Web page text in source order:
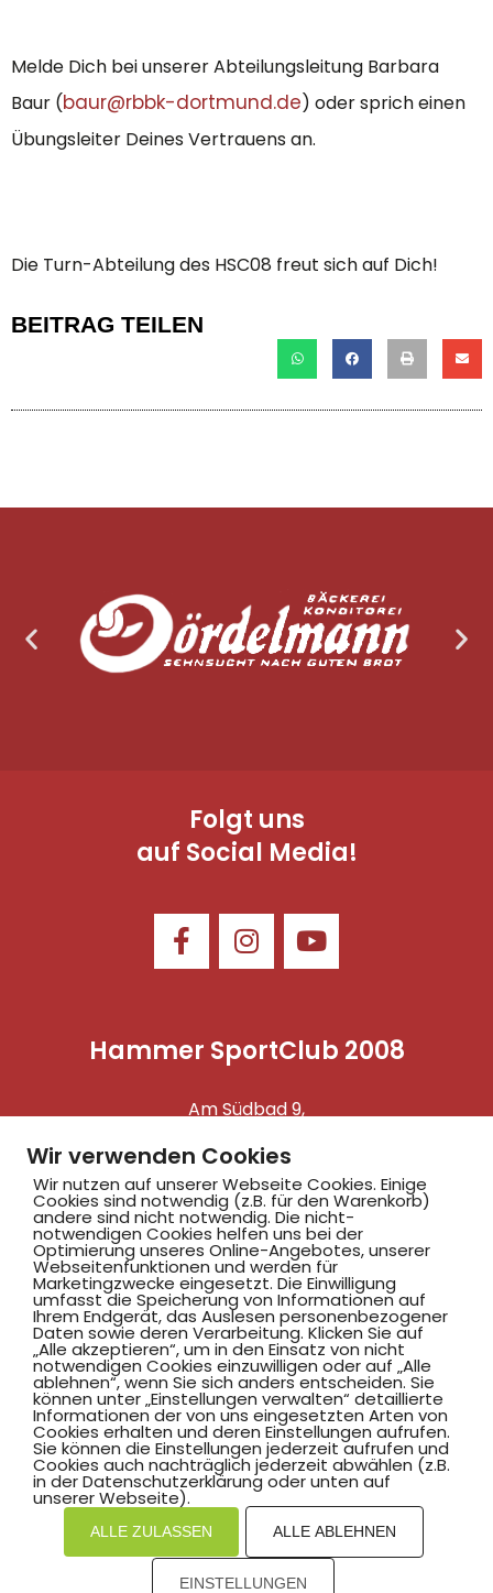
Melde Dich bei unserer Abteilungsleitung Barbara
Baur (baur@rbbk-dortmund.de) oder sprich einen
Übungsleiter Deines Vertrauens an.
Die Turn-Abteilung des HSC08 freut sich auf Dich!
BEITRAG TEILEN
Folgt uns
auf Social Media!
Hammer SportClub 2008
Am Südbad 9,
©2025 Hammer SportClub 2008 e.V.
Mit zum Verein by PASSGEBER
Impressum
Datenschutz
Hinweisgebersystem
Wir verwenden Cookies
Wir nutzen auf unserer Webseite Cookies. Einige
Cookies sind notwendig (z.B. für den Warenkorb)
andere sind nicht notwendig. Die nicht-
notwendigen Cookies helfen uns bei der
Optimierung unseres Online-Angebotes, unserer
Webseitenfunktionen und werden für
Marketingzwecke eingesetzt. Die Einwilligung
umfasst die Speicherung von Informationen auf
Ihrem Endgerät, das Auslesen personenbezogener
Daten sowie deren Verarbeitung. Klicken Sie auf
„Alle akzeptieren“, um in den Einsatz von nicht
notwendigen Cookies einzuwilligen oder auf „Alle
ablehnen“, wenn Sie sich anders entscheiden. Sie
können unter „Einstellungen verwalten“ detaillierte
Informationen der von uns eingesetzten Arten von
Cookies erhalten und deren Einstellungen aufrufen.
Sie können die Einstellungen jederzeit aufrufen und
Cookies auch nachträglich jederzeit abwählen (z.B.
in der Datenschutzerklärung oder unten auf
unserer Webseite).
ALLE ZULASSEN ALLE ABLEHNEN
EINSTELLUNGEN